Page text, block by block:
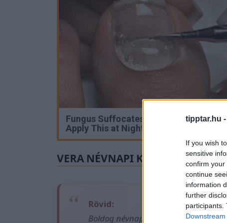
tipptar.hu -
If you wish
sensitive
confirm your
continue
information
further
participants.
Fungus Suffocates and Dies When You
Apply This at Night
VERA NÉVNAPI KÖSZÖNTŐ
Rövid:
Boldog névnapot, Vera! Kívánok sok